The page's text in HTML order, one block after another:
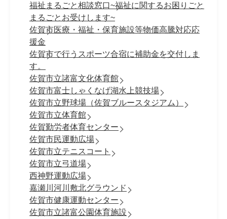
福祉まるごと相談窓口~福祉に関するお困りごと
まるごとお受けします~
佐賀市医療・福祉・保育施設等物価高騰対応応
援金
佐賀市で行うスポーツ合宿に補助金を交付しま
す。
佐賀市立諸富文化体育館
佐賀市富士しゃくなげ湖水上競技場
佐賀市立野球場（佐賀ブルースタジアム）
佐賀市立体育館
佐賀勤労者体育センター
佐賀市民運動広場
佐賀市立テニスコート
佐賀市立弓道場
西神野運動広場
嘉瀬川河川敷北グラウンド
佐賀市健康運動センター
佐賀市立諸富公園体育施設